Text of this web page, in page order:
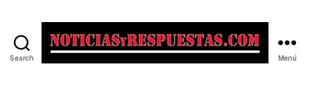
Search Menú